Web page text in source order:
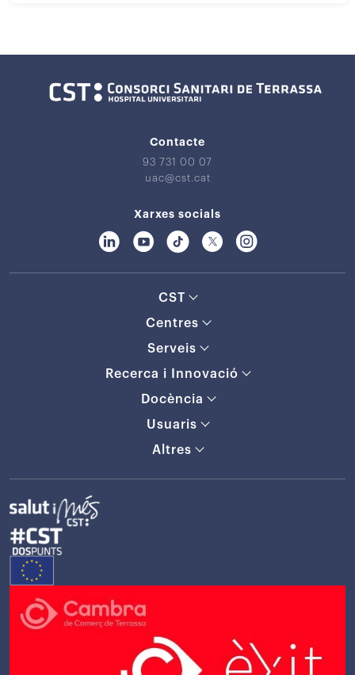
Contacte
93 731 00 07
uac@cst.cat
Xarxes socials
CST
Centres
Serveis
Recerca i Innovació
Docència
Usuaris
Altres